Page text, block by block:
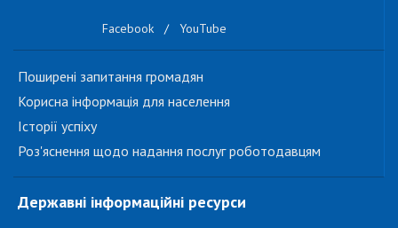
Facebook / YouTube
Поширені запитання громадян
Корисна інформація для населення
Історії успіху
Роз'яснення щодо надання послуг роботодавцям
Державні інформаційні ресурси